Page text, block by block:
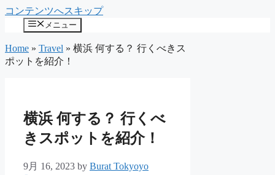
コンテンツへスキップ
メニュー
Home » Travel » 横浜 何する？ 行くべきス
ポットを紹介！
横浜 何する？ 行くべ
きスポットを紹介！
9月 16, 2023 by Burat Tokyoyo